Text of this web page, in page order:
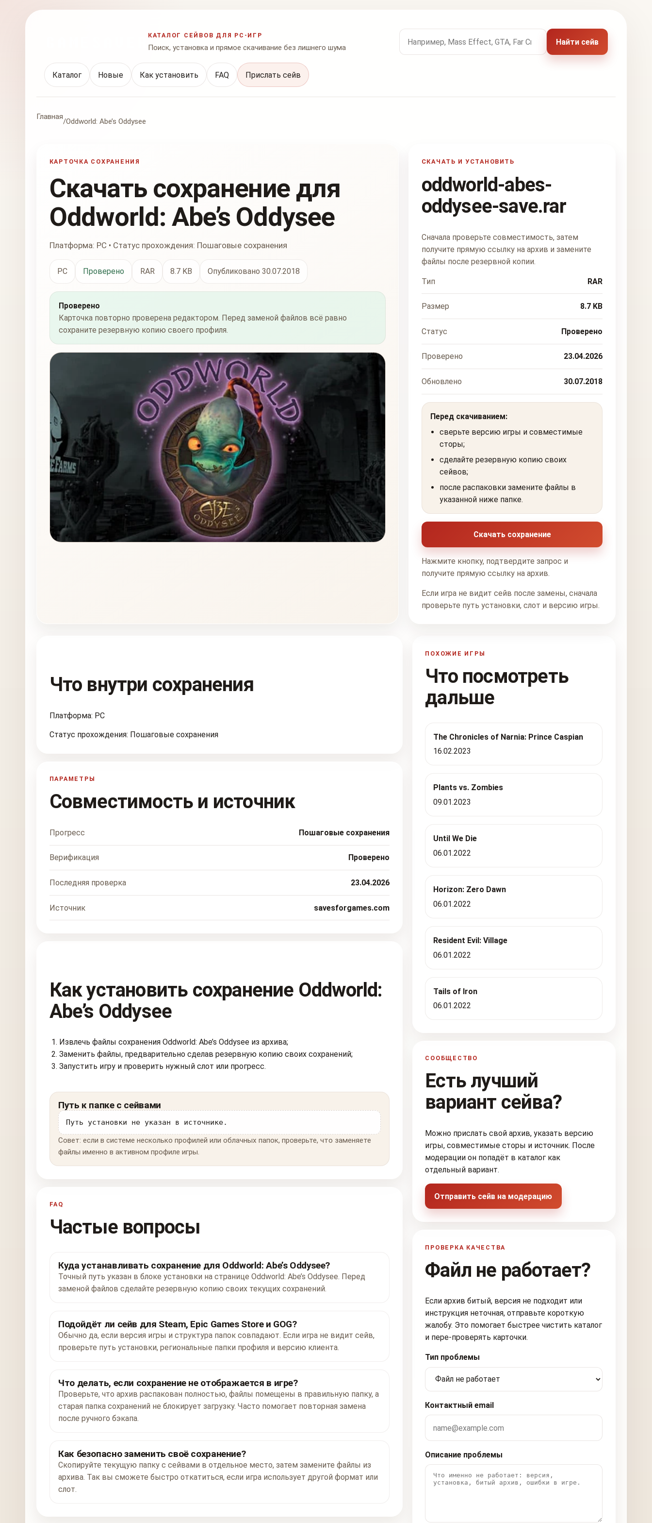
КАТАЛОГ СЕЙВОВ ДЛЯ PC-ИГР
Поиск, установка и прямое скачивание без лишнего шума
Поиск по названию игры
Найти сейв
Каталог Новые Как установить FAQ Прислать сейв
Главная
/Oddworld: Abe’s Oddysee
КАРТОЧКА СОХРАНЕНИЯ
Скачать сохранение для
Oddworld: Abe’s Oddysee
Платформа: PC • Статус прохождения: Пошаговые сохранения
PC Проверено RAR 8.7 KB Опубликовано 30.07.2018
Проверено
Карточка повторно проверена редактором. Перед заменой файлов всё равно
сохраните резервную копию своего профиля.
СКАЧАТЬ И УСТАНОВИТЬ
oddworld-abes-
oddysee-save.rar
Сначала проверьте совместимость, затем
получите прямую ссылку на архив и замените
файлы после резервной копии.
Тип RAR
Размер 8.7 KB
Статус Проверено
Проверено 23.04.2026
Обновлено 30.07.2018
Перед скачиванием:
сверьте версию игры и совместимые
сторы;
сделайте резервную копию своих
сейвов;
после распаковки замените файлы в
указанной ниже папке.
Скачать сохранение
Нажмите кнопку, подтвердите запрос и
получите прямую ссылку на архив.
Если игра не видит сейв после замены, сначала
проверьте путь установки, слот и версию игры.
Что внутри сохранения
Платформа: PC
Статус прохождения: Пошаговые сохранения
ПАРАМЕТРЫ
Совместимость и источник
Прогресс Пошаговые сохранения
Верификация Проверено
Последняя проверка 23.04.2026
Источник savesforgames.com
Как установить сохранение Oddworld:
Abe’s Oddysee
Извлечь файлы сохранения Oddworld: Abe’s Oddysee из архива;
Заменить файлы, предварительно сделав резервную копию своих сохранений;
Запустить игру и проверить нужный слот или прогресс.
Путь к папке с сейвами
Путь установки не указан в источнике.
Совет: если в системе несколько профилей или облачных папок, проверьте, что заменяете
файлы именно в активном профиле игры.
FAQ
Частые вопросы
Куда устанавливать сохранение для Oddworld: Abe’s Oddysee?
Точный путь указан в блоке установки на странице Oddworld: Abe’s Oddysee. Перед
заменой файлов сделайте резервную копию своих текущих сохранений.
Подойдёт ли сейв для Steam, Epic Games Store и GOG?
Обычно да, если версия игры и структура папок совпадают. Если игра не видит сейв,
проверьте путь установки, региональные папки профиля и версию клиента.
Что делать, если сохранение не отображается в игре?
Проверьте, что архив распакован полностью, файлы помещены в правильную папку, а
старая папка сохранений не блокирует загрузку. Часто помогает повторная замена
после ручного бэкапа.
Как безопасно заменить своё сохранение?
Скопируйте текущую папку с сейвами в отдельное место, затем замените файлы из
архива. Так вы сможете быстро откатиться, если игра использует другой формат или
слот.
ПОХОЖИЕ ИГРЫ
Что посмотреть
дальше
The Chronicles of Narnia: Prince Caspian
16.02.2023
Plants vs. Zombies
09.01.2023
Until We Die
06.01.2022
Horizon: Zero Dawn
06.01.2022
Resident Evil: Village
06.01.2022
Tails of Iron
06.01.2022
СООБЩЕСТВО
Есть лучший
вариант сейва?
Можно прислать свой архив, указать версию
игры, совместимые сторы и источник. После
модерации он попадёт в каталог как
отдельный вариант.
Отправить сейв на модерацию
ПРОВЕРКА КАЧЕСТВА
Файл не работает?
Если архив битый, версия не подходит или
инструкция неточная, отправьте короткую
жалобу. Это помогает быстрее чистить каталог
и пере-проверять карточки.
Тип проблемы
Контактный email
Описание проблемы